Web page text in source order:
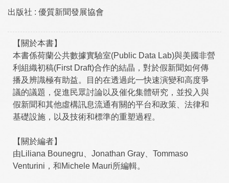
出版社 : 優質新聞發展協會
【關於本書】
本書係荷蘭公共數據實驗室(Public Data Lab)與美國非營
利組織初稿(First Draft)合作的結晶，對於假新聞如何傳
播及辨識極有助益。目的在透過此一快速演變和高度爭
議的議題，促進民眾討論以及催化集體研究，並投入與
假新聞和其他虛構訊息流通有關的平台和政策、法律和
基礎設施，以及技術和標準的重塑過程。
【關於編者】
由Liliana Bounegru、Jonathan Gray、Tommaso
Venturini，和Michele Mauri所編輯。